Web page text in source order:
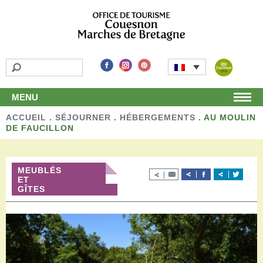
MENU
Accueil
Découvrir
Les détours
Les activités de loisirs
Terroir et artisans
Boutique
Séjourner
Hébergements
ACCUEIL . SÉJOURNER . HÉBERGEMENTS . AU MOULIN
DE FAUCILLON
MEUBLÉS
ET
GÎTES